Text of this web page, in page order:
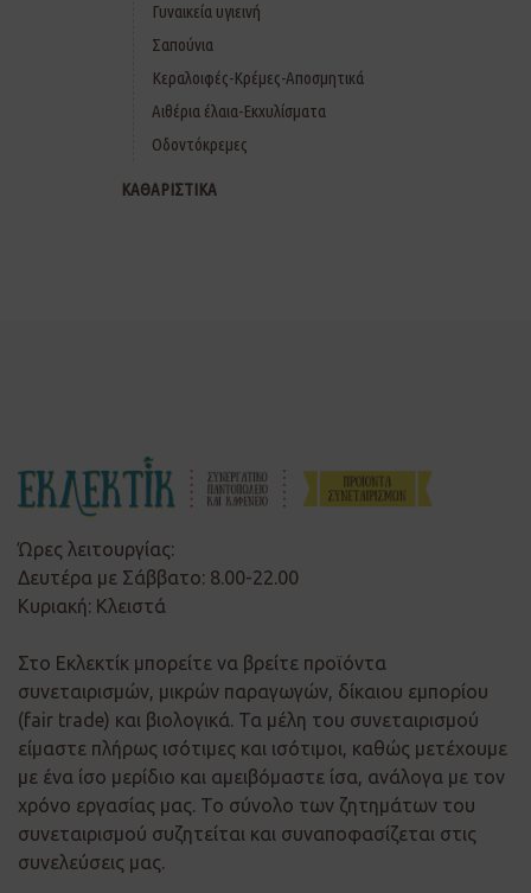
Γυναικεία υγιεινή
Σαπούνια
Κεραλοιφές-Κρέμες-Αποσμητικά
Αιθέρια έλαια-Εκχυλίσματα
Οδοντόκρεμες
ΚΑΘΑΡΙΣΤΙΚΑ
Ώρες λειτουργίας:
Δευτέρα με Σάββατο: 8.00-22.00
Κυριακή: Κλειστά
Στο Εκλεκτίκ μπορείτε να βρείτε προϊόντα
συνεταιρισμών, μικρών παραγωγών, δίκαιου εμπορίου
(fair trade) και βιολογικά. Τα μέλη του συνεταιρισμού
είμαστε πλήρως ισότιμες και ισότιμοι, καθώς μετέχουμε
με ένα ίσο μερίδιο και αμειβόμαστε ίσα, ανάλογα με τον
χρόνο εργασίας μας. Το σύνολο των ζητημάτων του
συνεταιρισμού συζητείται και συναποφασίζεται στις
συνελεύσεις μας.